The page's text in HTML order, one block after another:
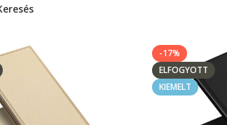
-17%
ELFOGYOTT
KIEMELT